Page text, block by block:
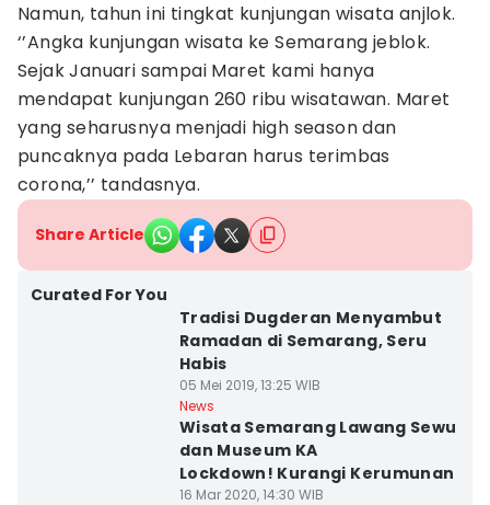
Namun, tahun ini tingkat kunjungan wisata anjlok.
‘’Angka kunjungan wisata ke Semarang jeblok.
Sejak Januari sampai Maret kami hanya
mendapat kunjungan 260 ribu wisatawan. Maret
yang seharusnya menjadi high season dan
puncaknya pada Lebaran harus terimbas
corona,’’ tandasnya.
Share Article
Curated For You
Tradisi Dugderan Menyambut
Ramadan di Semarang, Seru
Habis
05 Mei 2019, 13:25 WIB
News
Wisata Semarang Lawang Sewu
dan Museum KA
Lockdown! Kurangi Kerumunan
16 Mar 2020, 14:30 WIB